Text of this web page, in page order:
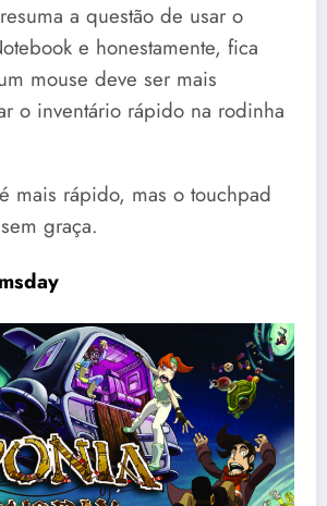
a questão de usar o
e honestamente, fica
mouse deve ser mais
o inventário rápido na rodinha
mais rápido, mas o touchpad
graça.